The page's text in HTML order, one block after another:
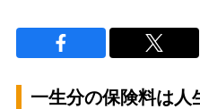
一生分の保険料は人